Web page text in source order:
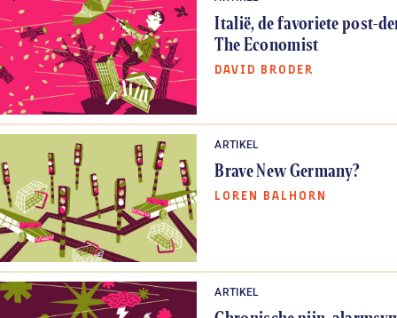
Italië, de favoriete post-
The Economist
DAVID BRODER
ARTIKEL
Brave New Germany?
LOREN BALHORN
ARTIKEL